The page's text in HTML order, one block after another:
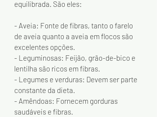
equilibrada. São eles:
- Aveia: Fonte de fibras, tanto o farelo
de aveia quanto a aveia em flocos são
excelentes opções.
- Leguminosas: Feijão, grão-de-bico e
lentilha são ricos em fibras.
- Legumes e verduras: Devem ser parte
constante da dieta.
- Amêndoas: Fornecem gorduras
saudáveis e fibras.